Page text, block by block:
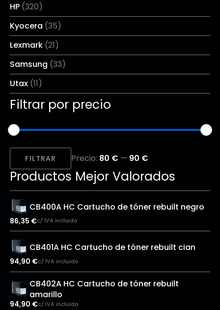
HP (320)
Kyocera (35)
Lexmark (21)
Samsung (33)
Utax (11)
Filtrar por precio
Precio
mínimo
Precio
máximo
FILTRAR Precio: 80 € — 90 €
Productos Mejor Valorados
CB400A HC Cartucho de tóner rebuilt negro
86,35 €c/ IVA incluido
CB401A HC Cartucho de tóner rebuilt cian
94,90 €c/ IVA incluido
CB402A HC Cartucho de tóner rebuilt
amarillo
94,90 €c/ IVA incluido